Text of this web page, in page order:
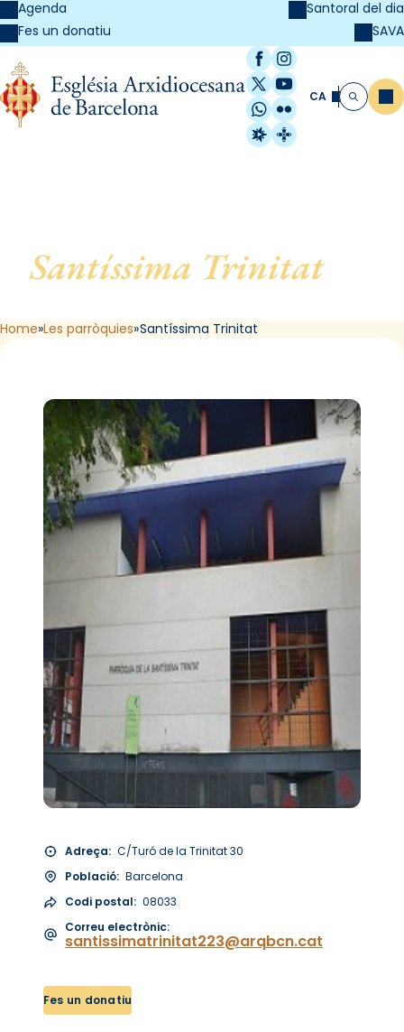
Agenda
Fes un donatiu
Santoral del dia
SAVA
Facebook
Instagram
X / Twitter
YouTube
WhatsApp
Flickr
Radio Estel
Catalunya
CA Cerca
Santíssima Trinitat, de
Home Les parròquies Santíssima Trinitat
Adreça: C/Turó de la Trinitat 30
Població: Barcelona
Codi postal: 08033
Correu electrònic:
santissimatrinitat223@arqbcn.cat
Fes un donatiu